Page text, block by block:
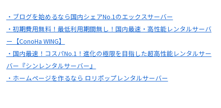
・ブログを始めるなら国内シェアNo.1のエックスサーバー
・初期費用無料！最低利用期間無し！国内最速・高性能レンタルサーバ
ー【ConoHa WING】
・国内最速！コスパNo.1！進化の極限を目指した超高性能レンタルサー
バー『シンレンタルサーバー』
・ホームページを作るなら ロリポップレンタルサーバー